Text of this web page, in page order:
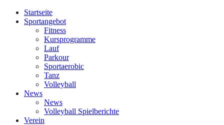
Startseite
Sportangebot
Fitness
Kursprogramme
Lauf
Parkour
Sportaerobic
Tanz
Volleyball
News
News
Volleyball Spielberichte
Verein